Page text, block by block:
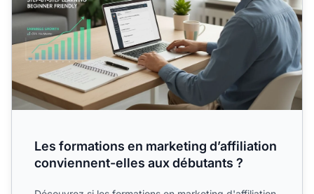
Les formations en marketing d’affiliation
conviennent-elles aux débutants ?